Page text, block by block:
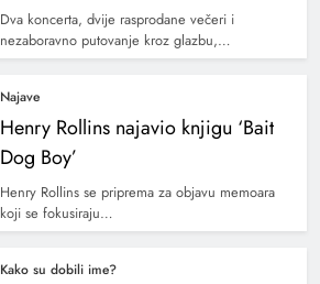
Dva koncerta, dvije rasprodane večeri i
nezaboravno putovanje kroz glazbu,…
Najave
Henry Rollins najavio knjigu ‘Bait
Dog Boy’
Henry Rollins se priprema za objavu memoara
koji se fokusiraju…
Kako su dobili ime?